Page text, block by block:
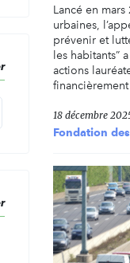
Lancé en
urbaines,
prévenir et
les habitants”
actions
18 décembre
Fondation